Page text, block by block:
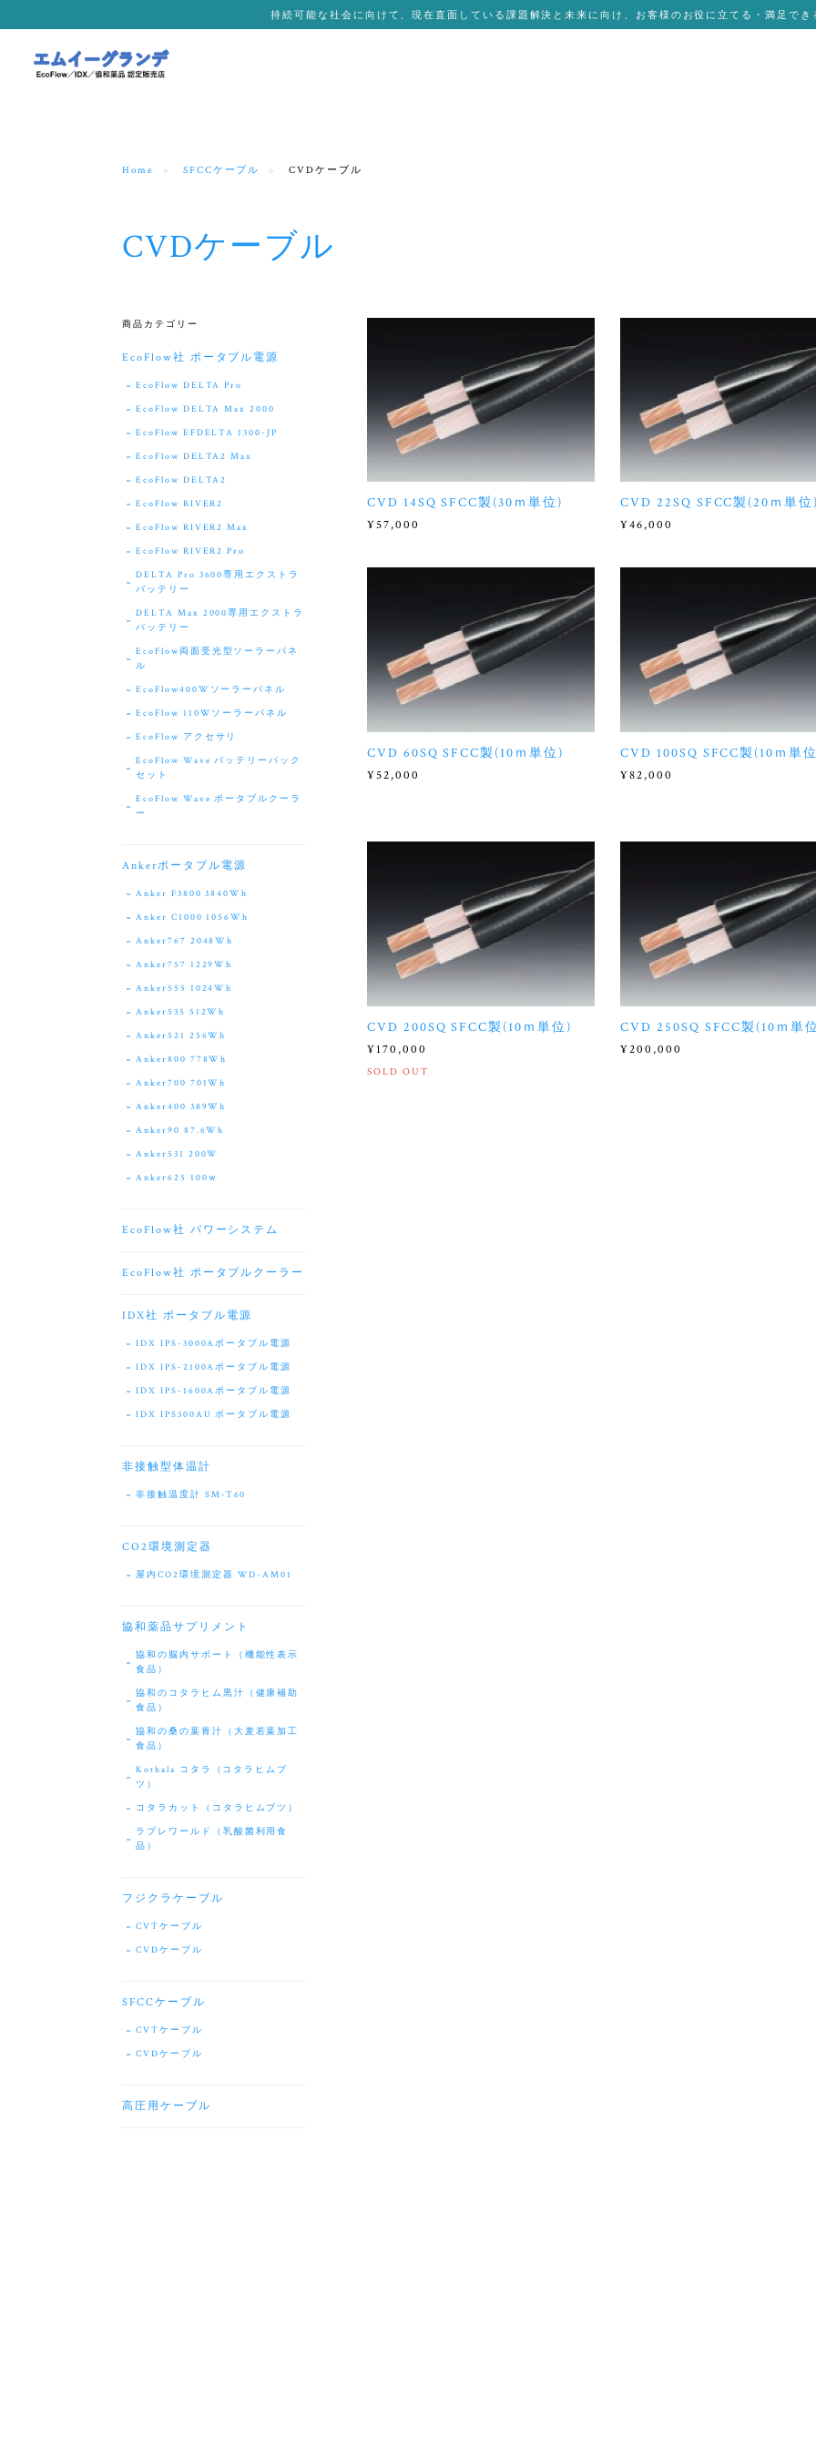
持続可能な社会に向けて、現在直面している課題解決と未来に向け、お客様のお役に立てる・満足で
Home SFCCケーブル CVDケーブル
CVDケーブル
CVD 14SQ SFCC製(30ｍ単位)
¥57,000
CVD 22SQ SFCC製(20ｍ単
¥46,000
CVD 60SQ SFCC製(10ｍ単位)
¥52,000
CVD 100SQ SFCC製(10ｍ単
¥82,000
CVD 200SQ SFCC製(10ｍ単位)
¥170,000
SOLD OUT
CVD 250SQ SFCC製(10ｍ単
¥200,000
商品カテゴリー
EcoFlow社 ポータブル電源
EcoFlow DELTA Pro
EcoFlow DELTA Max 2000
EcoFlow EFDELTA 1300-JP
EcoFlow DELTA2 Max
EcoFlow DELTA2
EcoFlow RIVER2
EcoFlow RIVER2 Max
EcoFlow RIVER2 Pro
DELTA Pro 3600専用エクストラ
バッテリー
DELTA Max 2000専用エクストラ
バッテリー
EcoFlow両面受光型ソーラーパネ
ル
EcoFlow400Wソーラーパネル
EcoFlow 110Wソーラーパネル
EcoFlow アクセサリ
EcoFlow Wave バッテリーパック
セット
EcoFlow Wave ポータブルクーラ
ー
Ankerポータブル電源
Anker F3800 3840Wh
Anker C1000 1056Wh
Anker767 2048Wh
Anker757 1229Wh
Anker555 1024Wh
Anker535 512Wh
Anker521 256Wh
Anker800 778Wh
Anker700 701Wh
Anker400 389Wh
Anker90 87.6Wh
Anker531 200W
Anker625 100ｗ
EcoFlow社 パワーシステム
EcoFlow社 ポータブルクーラー
IDX社 ポータブル電源
IDX IPS-3000Aポータブル電源
IDX IPS-2100Aポータブル電源
IDX IPS-1600Aポータブル電源
IDX IPS300AU ポータブル電源
非接触型体温計
非接触温度計 SM-T60
CO2環境測定器
屋内CO2環境測定器 WD-AM01
協和薬品サプリメント
協和の脳内サポート（機能性表示
食品）
協和のコタラヒム黒汁（健康補助
食品）
協和の桑の葉青汁（大麦若葉加工
食品）
Kothala コタラ（コタラヒムブ
ツ）
コタラカット（コタラヒムブツ）
ラブレワールド（乳酸菌利用食
品）
フジクラケーブル
CVTケーブル
CVDケーブル
SFCCケーブル
CVTケーブル
CVDケーブル
高圧用ケーブル